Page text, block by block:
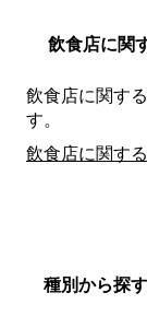
飲食店に関
飲食店に関す
す。
飲食店に関す
種別から探す